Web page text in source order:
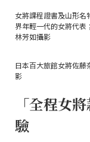
女將課程證書及山形
界年輕一代的女將代表
林芳如攝影
日本百大旅館女將佐
影
「全程女
驗